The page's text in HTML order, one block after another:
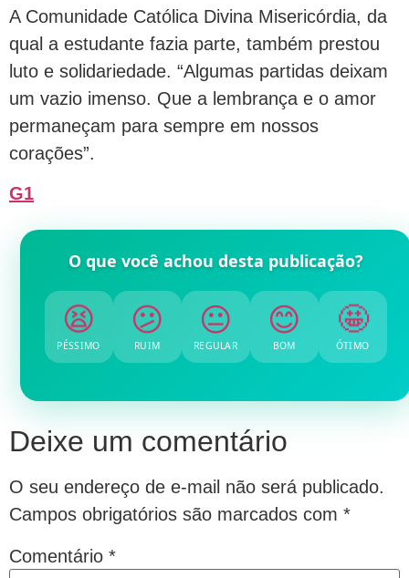
A Comunidade Católica Divina Misericórdia, da
qual a estudante fazia parte, também prestou
luto e solidariedade. “Algumas partidas deixam
um vazio imenso. Que a lembrança e o amor
permaneçam para sempre em nossos
corações”.
G1
O que você achou desta publicação?
😫
PÉSSIMO
😕
RUIM
😐
REGULAR
😊
BOM
🤩
ÓTIMO
Deixe um comentário
O seu endereço de e-mail não será publicado.
Campos obrigatórios são marcados com *
Comentário *